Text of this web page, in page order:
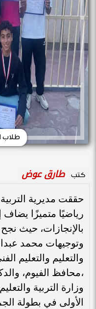
طلاب
كتب طارق عوض
حققت مديرية التربية
رياضيًا متميزًا
بالإنجازات، حيث
وتوجيهات محمد
والتعليم والتعليم
،محافظ الفيوم،
وزارة التربية
الأولى في بطولة